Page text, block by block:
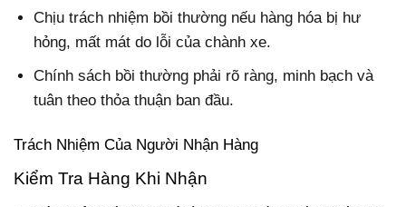
Chịu trách nhiệm bồi thường nếu hàng hóa bị hư
hỏng, mất mát do lỗi của chành xe.
Chính sách bồi thường phải rõ ràng, minh bạch và
tuân theo thỏa thuận ban đầu.
Trách Nhiệm Của Người Nhận Hàng
Kiểm Tra Hàng Khi Nhận